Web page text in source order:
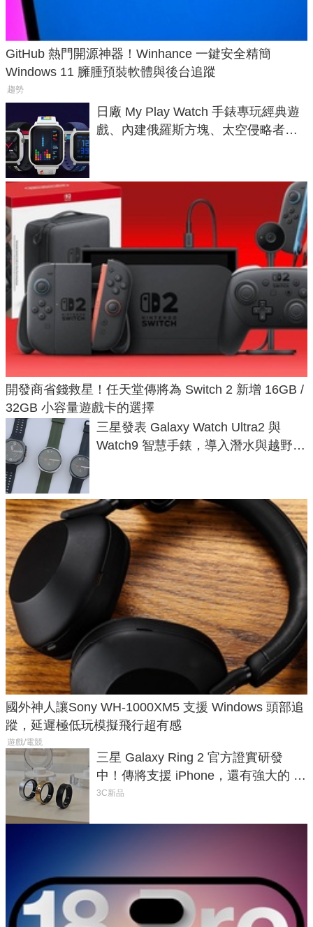
GitHub 熱門開源神器！Winhance 一鍵安全精簡
Windows 11 臃腫預裝軟體與後台追蹤
趨勢
日廠 My Play Watch 手錶專玩經典遊
戲、內建俄羅斯方塊、太空侵略者，
開發商省錢救星！任天堂傳將為 Switch 2 新增 16GB /
32GB 小容量遊戲卡的選擇
三星發表 Galaxy Watch Ultra2 與
Watch9 智慧手錶，導入潛水與越野跑
國外神人讓Sony WH-1000XM5 支援 Windows 頭部追
蹤，延遲極低玩模擬飛行超有感
遊戲/電競
三星 Galaxy Ring 2 官方證實研發
中！傳將支援 iPhone，還有強大的 AI
與智慧家電連動功能
3C新品